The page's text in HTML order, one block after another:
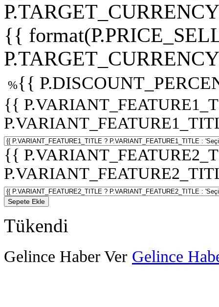
{{
%{{
{{
{{
Sepete Ekle
Tükendi
Gelince Haber Ver Gelince